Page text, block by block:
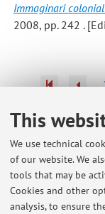
This
We use technical
of our website. We
tools that may be
Cookies and other
analysis, to ensure
Immaginari
2008, pp. 242 .